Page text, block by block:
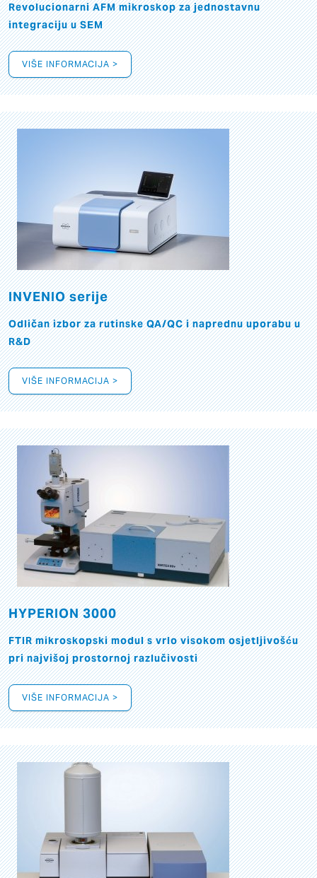
Revolucionarni AFM mikroskop za jednostavnu
integraciju u SEM
VIŠE INFORMACIJA >
INVENIO serije
Odličan izbor za rutinske QA/QC i naprednu uporabu u
R&D
VIŠE INFORMACIJA >
HYPERION 3000
FTIR mikroskopski modul s vrlo visokom osjetljivošću
pri najvišoj prostornoj razlučivosti
VIŠE INFORMACIJA >